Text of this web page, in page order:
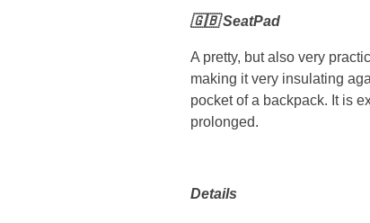
🇬🇧 SeatPad
A pretty, but also very
making it very insulating
pocket of a backpack. It is
prolonged.
Details